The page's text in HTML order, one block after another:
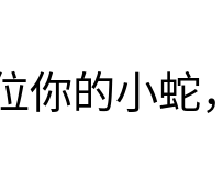
你的小